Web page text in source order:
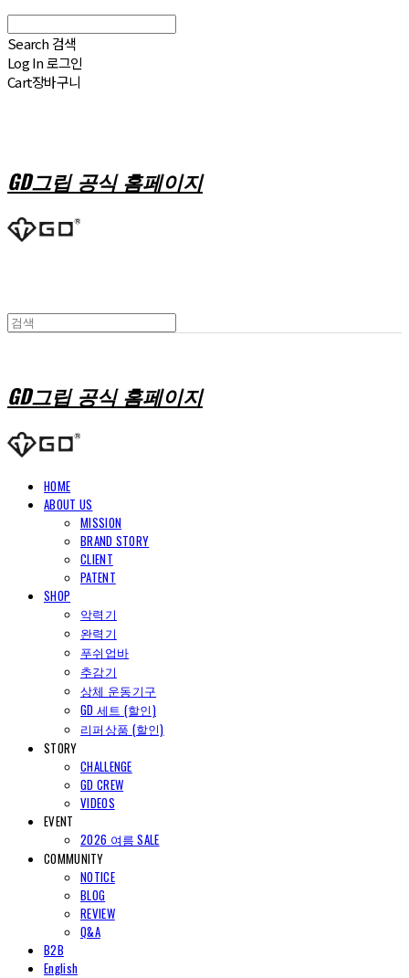
Search 검색
Log In로그인
Cart장바구니
GD그립 공식 홈페이지
GD그립 공식 홈페이지
HOME
ABOUT US
MISSION
BRAND STORY
CLIENT
PATENT
SHOP
악력기
완력기
푸쉬업바
추감기
상체 운동기구
GD 세트 (할인)
리퍼상품 (할인)
STORY
CHALLENGE
GD CREW
VIDEOS
EVENT
2026 여름 SALE
COMMUNITY
NOTICE
BLOG
REVIEW
Q&A
B2B
English